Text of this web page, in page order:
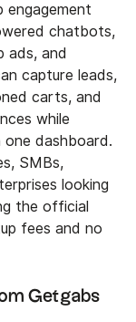
engagement
chatbots,
ads, and
capture leads,
carts, and
while
one dashboard.
SMBs,
looking
the official
fees and no
Getgabs